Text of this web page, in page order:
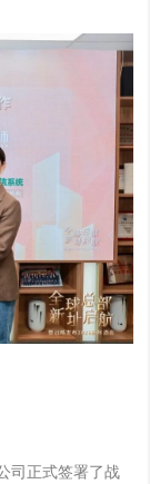
司正式签署了战